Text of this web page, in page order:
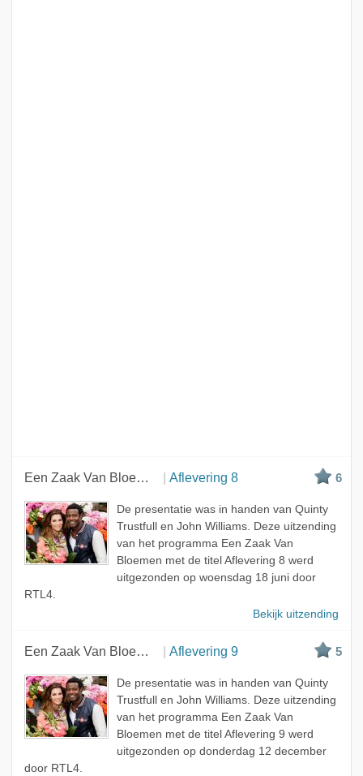
Een Zaak Van Bloemen Aflevering 8 6
De presentatie was in handen van Quinty
Trustfull en John Williams. Deze uitzending
van het programma Een Zaak Van
Bloemen met de titel Aflevering 8 werd
uitgezonden op woensdag 18 juni door
RTL4.
Bekijk uitzending
Een Zaak Van Bloemen Aflevering 9 5
De presentatie was in handen van Quinty
Trustfull en John Williams. Deze uitzending
van het programma Een Zaak Van
Bloemen met de titel Aflevering 9 werd
uitgezonden op donderdag 12 december
door RTL4.